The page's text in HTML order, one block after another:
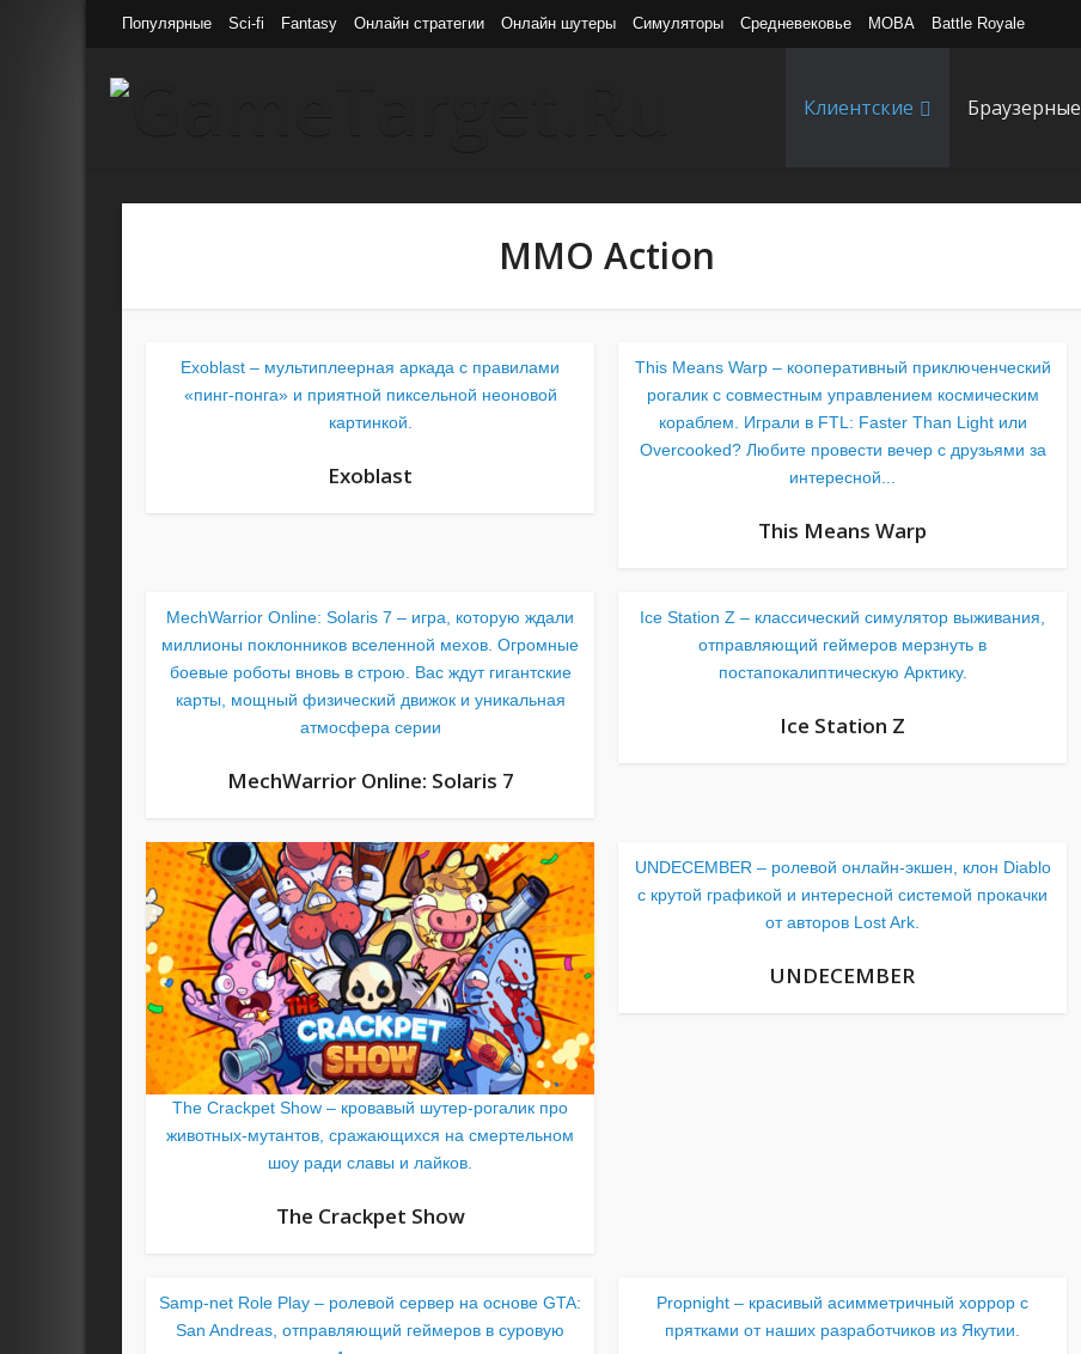
Популярные Sci-fi Fantasy Онлайн стратегии Онлайн шутеры Симуляторы Средневековье MOBA Battle Royale
Клиентские Браузерные
MMO Action
Exoblast – мультиплеерная аркада с правилами
«пинг-понга» и приятной пиксельной неоновой
картинкой.
Exoblast
This Means Warp – кооперативный приключенческий
рогалик с совместным управлением космическим
кораблем. Играли в FTL: Faster Than Light или
Overcooked? Любите провести вечер с друзьями за
интересной...
This Means Warp
MechWarrior Online: Solaris 7 – игра, которую ждали
миллионы поклонников вселенной мехов. Огромные
боевые роботы вновь в строю. Вас ждут гигантские
карты, мощный физический движок и уникальная
атмосфера серии
MechWarrior Online: Solaris 7
Ice Station Z – классический симулятор выживания,
отправляющий геймеров мерзнуть в
постапокалиптическую Арктику.
Ice Station Z
The Crackpet Show – кровавый шутер-рогалик про
животных-мутантов, сражающихся на смертельном
шоу ради славы и лайков.
The Crackpet Show
UNDECEMBER – ролевой онлайн-экшен, клон Diablo
с крутой графикой и интересной системой прокачки
от авторов Lost Ark.
UNDECEMBER
Samp-net Role Play – ролевой сервер на основе GTA:
San Andreas, отправляющий геймеров в суровую
Propnight – красивый асимметричный хоррор с
прятками от наших разработчиков из Якутии.